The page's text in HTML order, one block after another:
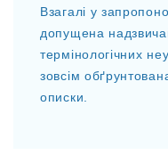
Взагалі у
допущена
термінологічних
зовсім
описки.